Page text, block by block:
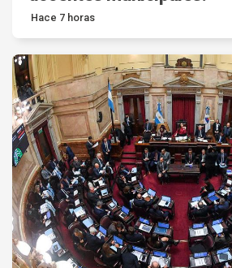
Hace 7 horas